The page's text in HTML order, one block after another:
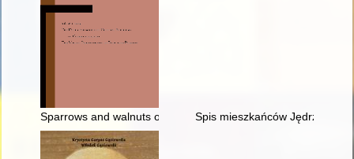
Sparrows and walnuts of Harald "Hardraði" in Sicily
Spis mieszkańców Jędrzejowa